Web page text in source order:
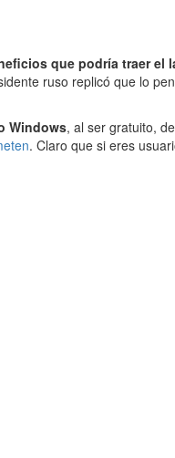
que podría traer el
ruso replicó que lo
Windows, al ser gratuito,
. Claro que si eres